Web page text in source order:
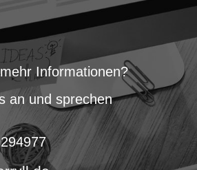
Informationen?
an und sprechen